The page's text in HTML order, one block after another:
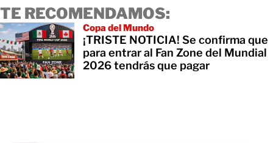
TE RECOMENDAMOS:
Copa del Mundo
¡TRISTE NOTICIA! Se confirma que
para entrar al Fan Zone del Mundial
2026 tendrás que pagar